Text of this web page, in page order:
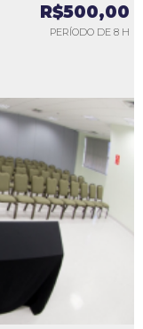
R$500,00
PERÍODO DE 8 H